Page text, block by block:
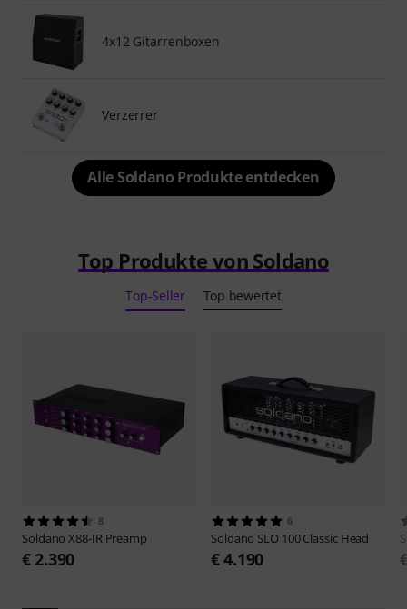
4x12 Gitarrenboxen
Verzerrer
Alle Soldano Produkte entdecken
Top Produkte von Soldano
Top-Seller Top bewertet
8
SoldanoX88-IR Preamp
€ 2.390
6
Soldano SLO 100 Classic Head
€ 4.190